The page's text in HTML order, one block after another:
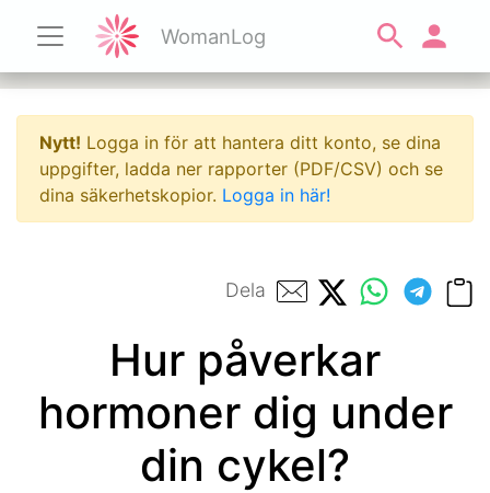
WomanLog
Nytt! Logga in för att hantera ditt konto, se dina
uppgifter, ladda ner rapporter (PDF/CSV) och se
dina säkerhetskopior. Logga in här!
Dela
Hur påverkar
hormoner dig under
din cykel?